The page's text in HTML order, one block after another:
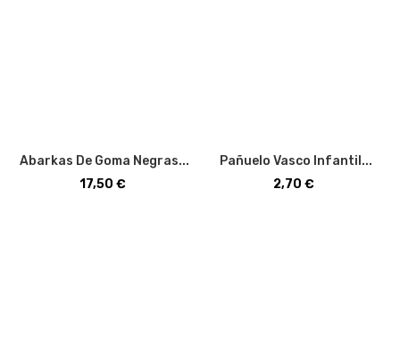
Abarkas De Goma Negras...
Precio
17,50 €
Pañuelo Vasco Infantil...
Precio
2,70 €